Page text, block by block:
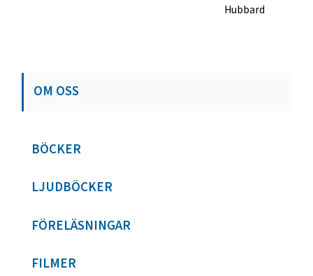
OM OSS
BÖCKER
LJUDBÖCKER
FÖRELÄSNINGAR
FILMER
Hubbard